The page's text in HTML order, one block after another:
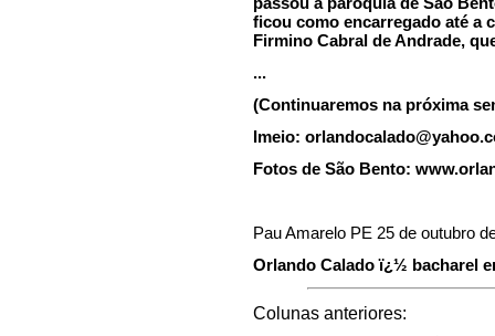
ficou como encarregado até a
Firmino Cabral de Andrade,
...
(Continuaremos na próxima
Imeio:
Fotos de São Bento:
Pau Amarelo PE 25 de outubro
Orlando Calado ï¿½ bacharel
Colunas anteriores: